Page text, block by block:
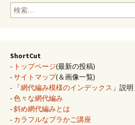
検
索:
ShortCut
- トップページ(最新の投稿)
-サイトマップ(＆画像一覧)
- 「網代編み模様のインデックス 」説明
-色々な網代編み
-斜め網代編みとは
- カラフルなプラかご講座